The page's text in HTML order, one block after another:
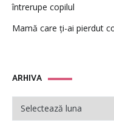
întrerupe copilul
Mamă care ți-ai pierdut
ARHIVAARHIVA